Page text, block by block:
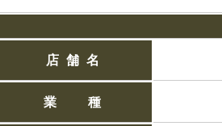
店 舗 名
業 種